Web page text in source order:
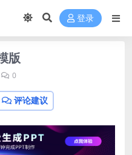
登录
版
0
评论建议